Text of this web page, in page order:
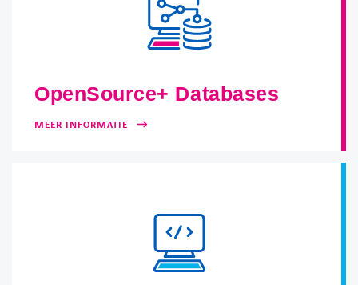
OpenSource+ Databases
MEER INFORMATIE